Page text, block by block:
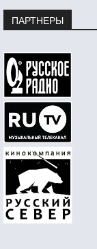
ПАРТНЕРЫ